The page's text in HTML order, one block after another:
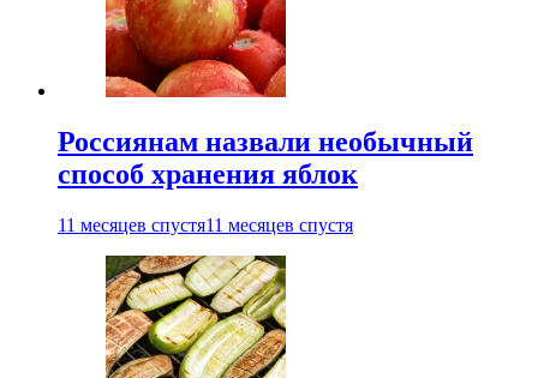
Россиянам назвали необычный
способ хранения яблок
11 месяцев спустя11 месяцев спустя